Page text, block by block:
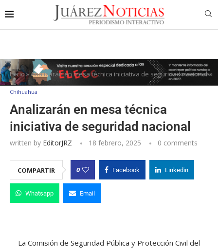
Inicio»Analizarán en mesa técnica iniciativa de seguridad nacional
Chihuahua
Analizarán en mesa técnica
iniciativa de seguridad nacional
written by EditorJRZ 18 febrero, 2025 0 comments
COMPARTIR 0 Facebook Linkedin
Whatsapp Email
La Comisión de Seguridad Pública y Protección Civil del